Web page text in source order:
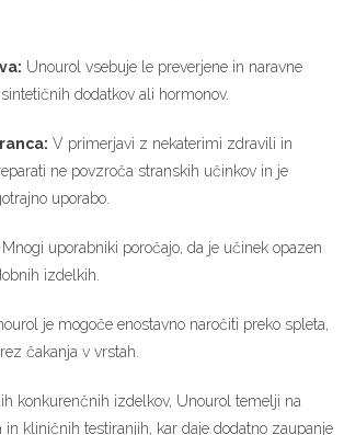
Unourol vsebuje le preverjene in naravne
dodatkov ali hormonov.
V primerjavi z nekaterimi zdravili in
ne povzroča stranskih učinkov in je
uporabo.
Mnogi uporabniki poročajo, da je učinek opazen
izdelkih.
je mogoče enostavno naročiti preko spleta,
čakanja v vrstah.
konkurenčnih izdelkov, Unourol temelji na
in kliničnih testiranjih, kar daje dodatno zaupanje